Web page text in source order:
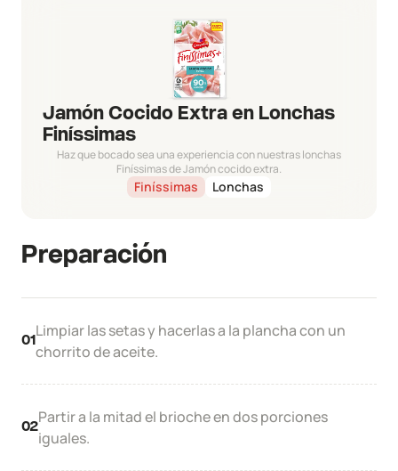
Jamón Cocido Extra en Lonchas
Finíssimas
Haz que bocado sea una experiencia con nuestras lonchas
Finíssimas de Jamón cocido extra.
Finíssimas Lonchas
Preparación
01
Limpiar las setas y hacerlas a la plancha con un
chorrito de aceite.
02
Partir a la mitad el brioche en dos porciones
iguales.